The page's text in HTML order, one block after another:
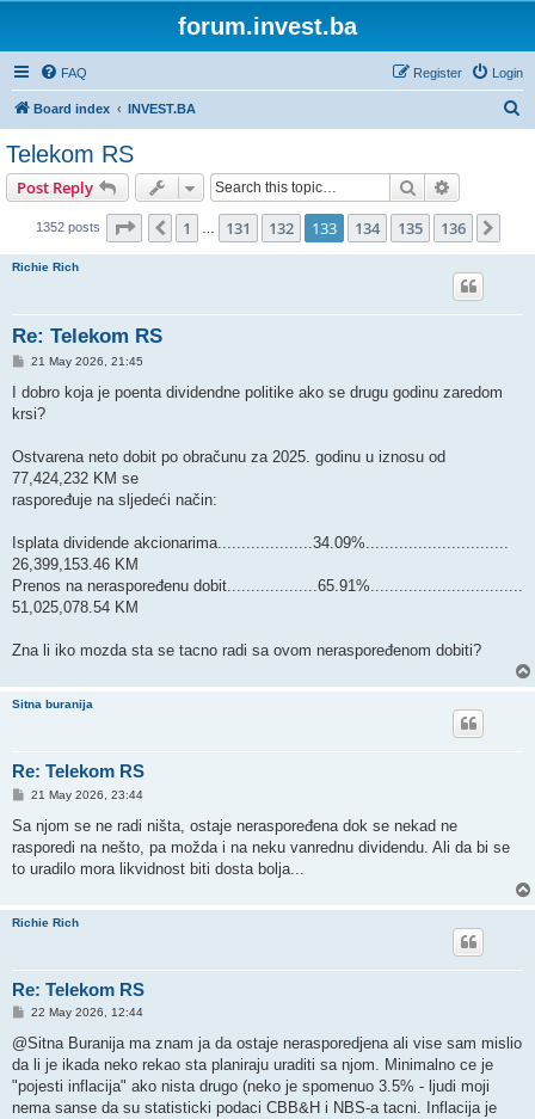
forum.invest.ba
FAQ Login
Register
Board index INVEST.BA
Telekom RS
Post Reply Search
1352 posts Page 133 of 136
Previous
1 131 132 133 134 135 136
Richie Rich
Re: Telekom RS
P
s
21 May 2026, 21:45
I dobro koja je poenta dividendne politike ako se drugu godinu zaredom
krsi?
Ostvarena neto dobit po obračunu za 2025. godinu u iznosu od
77,424,232 KM se
raspoređuje na sljedeći način:
Isplata dividende akcionarima....................34.09%..............................
26,399,153.46 KM
Prenos na neraspoređenu dobit...................65.91%................................
51,025,078.54 KM
Zna li iko mozda sta se tacno radi sa ovom neraspoređenom dobiti?
Sitna buranija
Re: Telekom RS
P
s
21 May 2026, 23:44
Sa njom se ne radi ništa, ostaje neraspoređena dok se nekad ne
rasporedi na nešto, pa možda i na neku vanrednu dividendu. Ali da bi se
to uradilo mora likvidnost biti dosta bolja...
Richie Rich
Re: Telekom RS
P
s
22 May 2026, 12:44
@Sitna Buranija ma znam ja da ostaje nerasporedjena ali vise sam mislio
da li je ikada neko rekao sta planiraju uraditi sa njom. Minimalno ce je
"pojesti inflacija" ako nista drugo (neko je spomenuo 3.5% - ljudi moji
nema sanse da su statisticki podaci CBB&H i NBS-a tacni. Inflacija je